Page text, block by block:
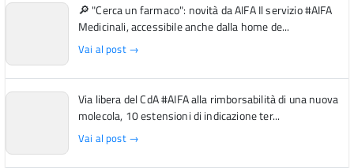
🔎 "Cerca un farmaco": novità da AIFA Il servizio #AIFA
Medicinali, accessibile anche dalla home de...
Vai al post →
Via libera del CdA #AIFA alla rimborsabilità di una nuova
molecola, 10 estensioni di indicazione ter...
Vai al post →